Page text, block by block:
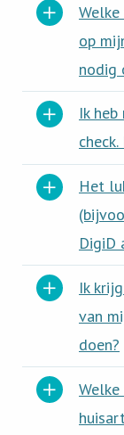
op
nodig
Ik
Het
DigiD
Ik
van
doen?